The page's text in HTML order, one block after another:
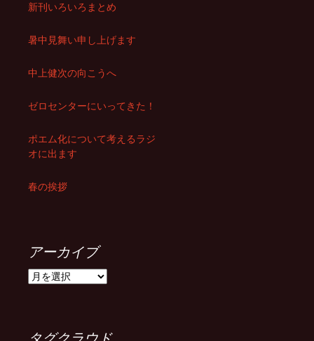
新刊いろいろまとめ
暑中見舞い申し上げます
中上健次の向こうへ
ゼロセンターにいってきた！
ポエム化について考えるラジ
オに出ます
春の挨拶
アーカイブ
ア
ブ